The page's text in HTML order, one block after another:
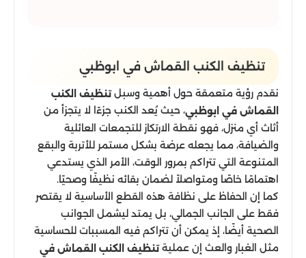
تنظيف الكنب القماش في ابوظبي
نقدم رؤية متعمقة حول أهمية وسبلتنظيف الكنب
القماش في ابوظبي، حيث يُعد الكنب جزءًا لا يتجزأ من
أثاث أي منزل، فهو نقطة الارتكاز للتجمعات العائلية
والضيافة، مما يجعله عرضة بشكل مستمر للأتربة والبقع
المتنوعة التي تتراكم بمرور الوقت، الأمر الذي يستدعي
اهتمامًا خاصًا ومتواصلاً لضمان بقائه نظيفًا وصحيًا.
كما إن الحفاظ على نظافة هذه القطع الأساسية لا يقتصر
فقط على الجانب الجمالي، بل يمتد ليشمل الجوانب
الصحية أيضًا، إذ يمكن أن تتراكم فيه المسببات للحساسية
مثل الغبار والعث إن عمليةتنظيف الكنب القماش في